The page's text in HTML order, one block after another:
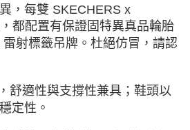
，每雙 SKECHERS x
都配置有保證固特異真品輪胎
射標籤吊牌。杜絕仿冒，請認
舒適性與支撐性兼具；鞋頭以
定性。